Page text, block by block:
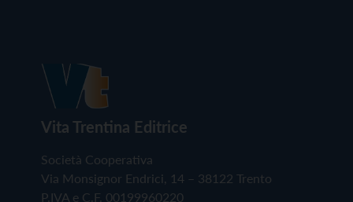
Vita Trentina Editrice
Società Cooperativa
Via Monsignor Endrici, 14 – 38122 Trento
P.IVA e C.F. 00199960220